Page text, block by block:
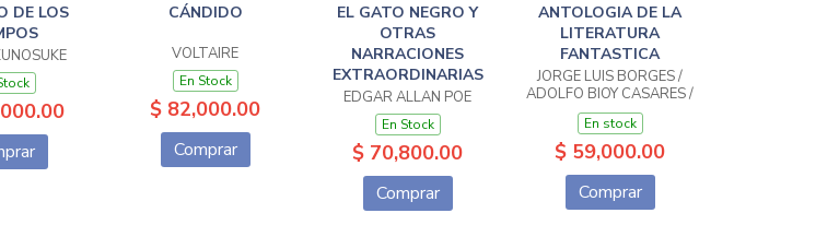
DE LOS
CÁNDIDO
VOLTAIRE
En Stock
$ 82,000.00
Comprar
EL GATO NEGRO Y
OTRAS
NARRACIONES
EXTRAORDINARIAS
EDGAR ALLAN POE
En Stock
$ 70,800.00
Comprar
ANTOLOGIA DE LA
LITERATURA
FANTASTICA
JORGE LUIS BORGES /
ADOLFO BIOY CASARES /
SILVINA OCAMPO
En stock
$ 59,000.00
Comprar